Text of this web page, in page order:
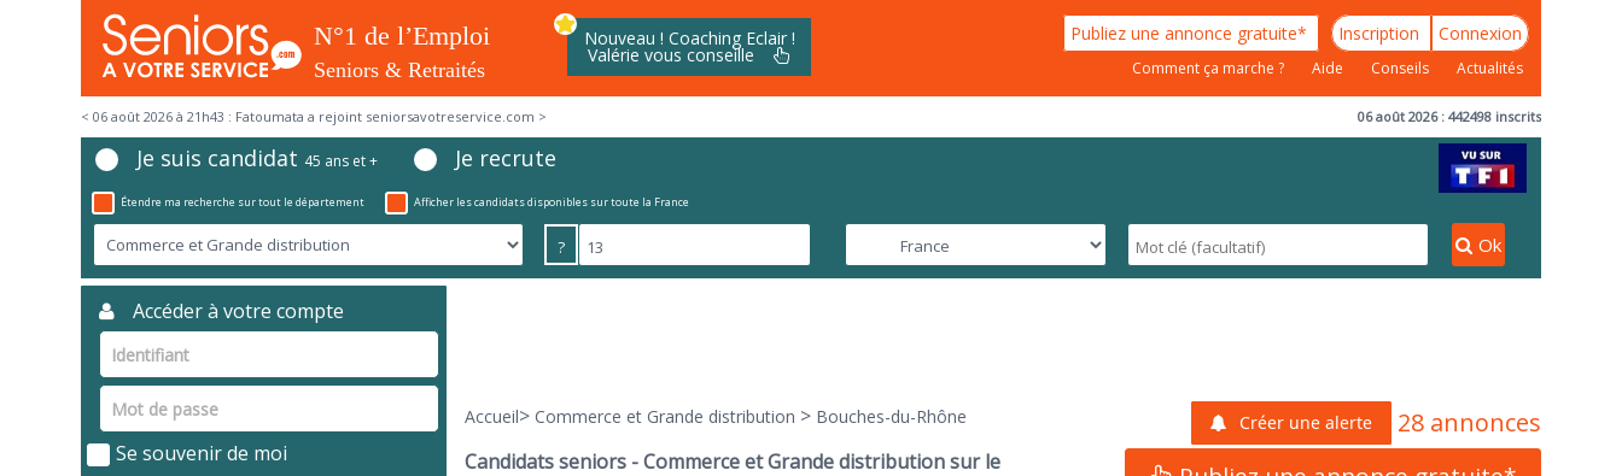
Nouveau ! Coaching Eclair !
Valérie vous conseille
Publiez une annonce gratuite* Inscription Connexion
Comment ça marche ? Aide Conseils Actualités
< 06 août 2026 à 21h43 : Fatoumata a rejoint seniorsavotreservice.com > 06 août 2026 : 442498 inscrits
Je suis candidat 45 ans et + Je recrute
Étendre ma recherche sur tout le département Afficher les candidats disponibles sur toute la France
? Ok
Accueil> Commerce et Grande distribution > Bouches-du-Rhône Créer une alerte 28 annonces
Candidats seniors - Commerce et Grande distribution sur le
Accéder à votre compte
Se souvenir de moi